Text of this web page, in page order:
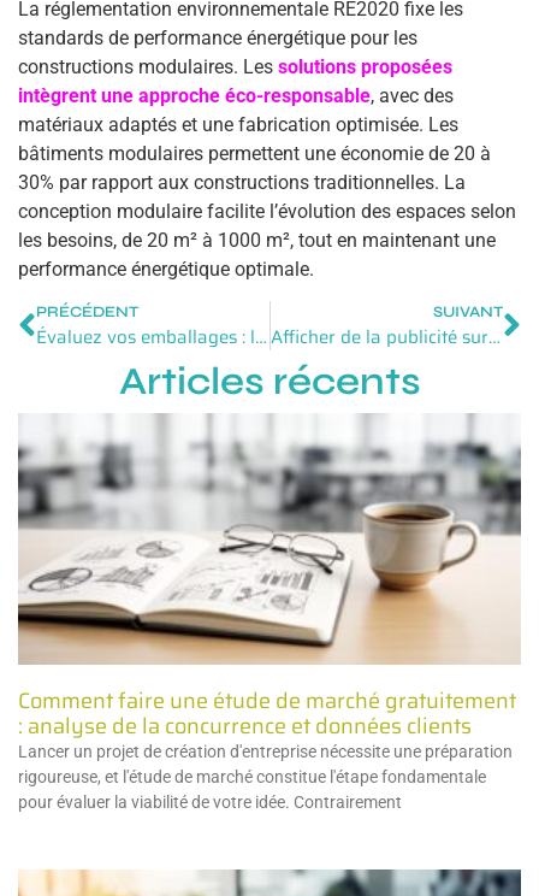
La réglementation environnementale RE2020 fixe les
standards de performance énergétique pour les
constructions modulaires. Les solutions proposées
intègrent une approche éco-responsable, avec des
matériaux adaptés et une fabrication optimisée. Les
bâtiments modulaires permettent une économie de 20 à
30% par rapport aux constructions traditionnelles. La
conception modulaire facilite l’évolution des espaces selon
les besoins, de 20 m² à 1000 m², tout en maintenant une
performance énergétique optimale.
PRÉCÉDENT
Évaluez vos emballages : le guide ISTA, votre référence en test produits
SUIVANT
Afficher de la publicité sur la voiture : comment ça marche et quelles sont les conditions à respecter ?
Articles récents
Comment faire une étude de marché gratuitement
: analyse de la concurrence et données clients
Lancer un projet de création d'entreprise nécessite une préparation
rigoureuse, et l'étude de marché constitue l'étape fondamentale
pour évaluer la viabilité de votre idée. Contrairement